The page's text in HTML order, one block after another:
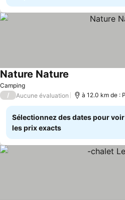
Camping
Nature Nature
/ Aucune évaluation
Sélectionnez des dates pour voir
les prix exacts